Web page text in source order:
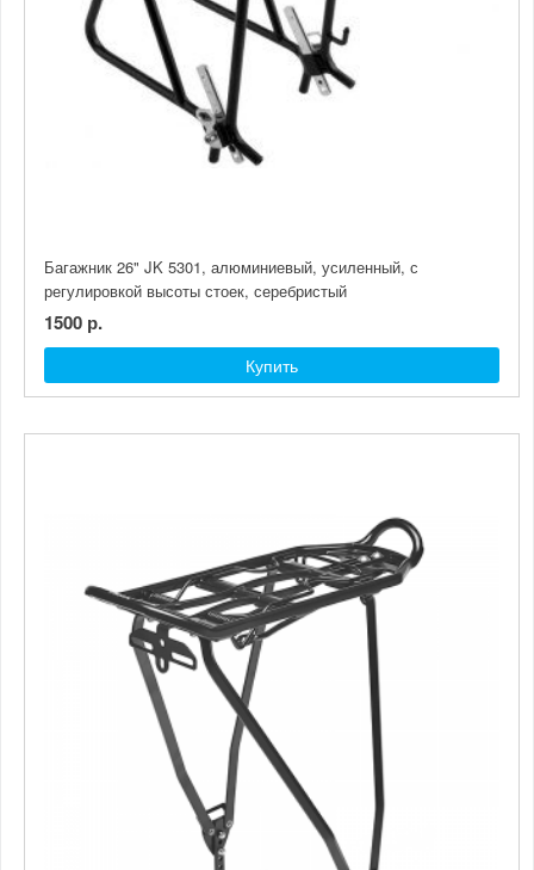
Багажник 26" JK 5301, алюминиевый, усиленный, с
регулировкой высоты стоек, серебристый
1500 р.
Купить